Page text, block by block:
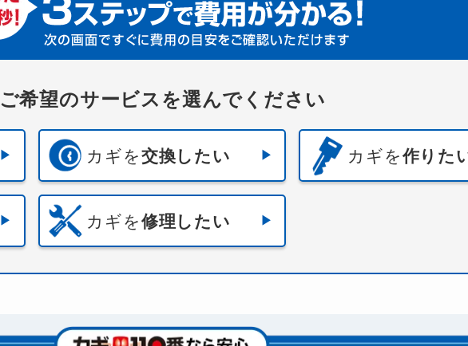
ご希望のサービスを選んでください
カギを交換したい カギを作りた
カギを修理したい